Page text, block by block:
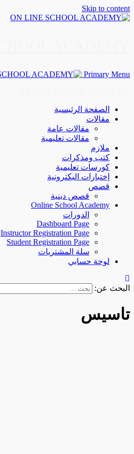
Skip to content
Primary Menu
الصفحة الرئيسية
مقالات
مقالات عامة
مقالات تعليمية
ملازم
كتب ومذكرات
كورسات تعليمية
إختبارات اليكترونية
قصص
قصص دينية
Online School Academy
الدورات
Dashboard Page
Instructor Registration Page
Student Registration Page
سلة المشتريات
لوحة حسابي
البحث عن:
تاسيس